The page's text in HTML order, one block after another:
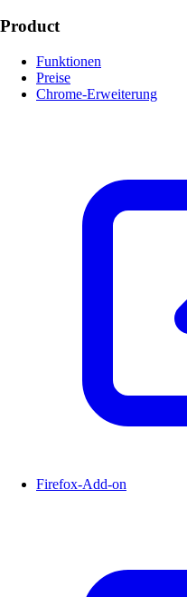
Product
Funktionen
Preise
Chrome-Erweiterung
Firefox-Add-on